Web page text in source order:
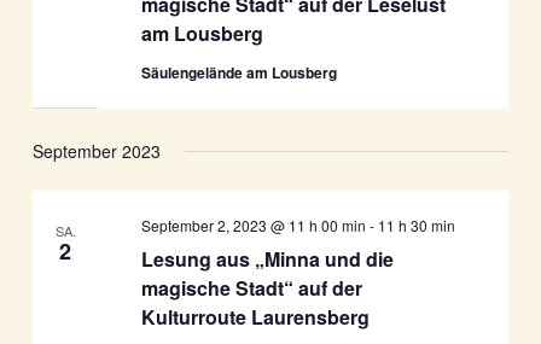
am Lousberg
Säulengelände am Lousberg
September 2023
SA.
2
Lesung aus „Minna und die
magische Stadt“ auf der
Kulturroute Laurensberg
September 2, 2023 @ 11 h 00 min - 11 h 30 min